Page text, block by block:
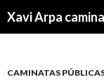
Xavi Arpa
CAMINATAS